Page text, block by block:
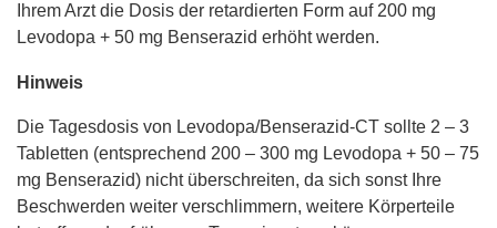
Ihrem Arzt die Dosis der retardierten Form auf 200 mg
Levodopa + 50 mg Benserazid erhöht werden.
Hinweis
Die Tagesdosis von Levodopa/Benserazid-CT sollte 2 – 3
Tabletten (entsprechend 200 – 300 mg Levodopa + 50 – 75
mg Benserazid) nicht überschreiten, da sich sonst Ihre
Beschwerden weiter verschlimmern, weitere Körperteile